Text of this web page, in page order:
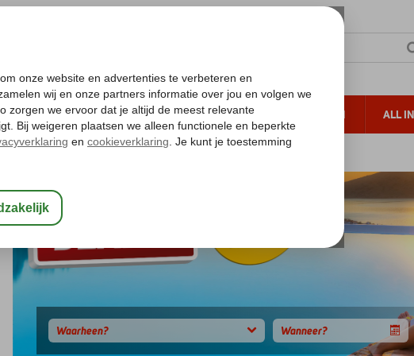
WINTERZON ZONVAKANTIES VERRE REIZEN ALL
Geen fueltoeslag Gratis annuleren*